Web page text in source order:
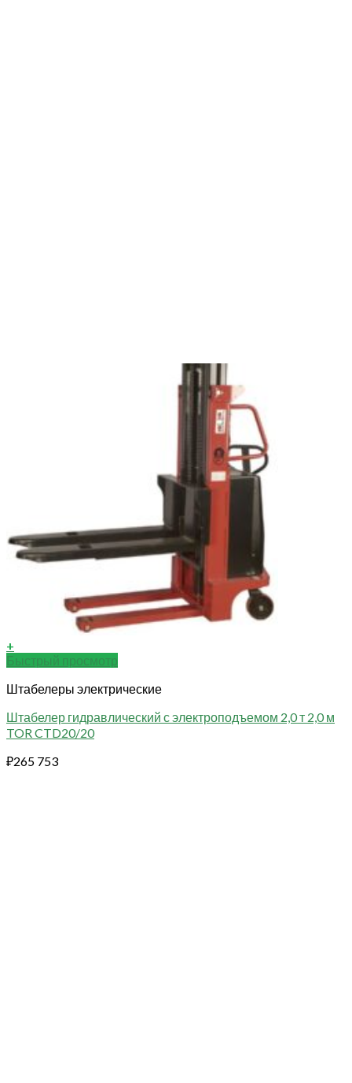
+
Быстрый просмотр
Штабелеры электрические
Штабелер гидравлический с электроподъемом 2,0 т 2,0 м
TOR CTD20/20
₽265 753